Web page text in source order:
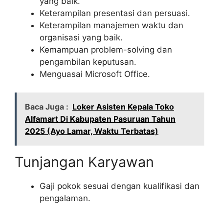
Keterampilan presentasi dan persuasi.
Keterampilan manajemen waktu dan
organisasi yang baik.
Kemampuan problem-solving dan
pengambilan keputusan.
Menguasai Microsoft Office.
Baca Juga : Loker Asisten Kepala Toko
Alfamart Di Kabupaten Pasuruan Tahun
2025 (Ayo Lamar, Waktu Terbatas)
Tunjangan Karyawan
Gaji pokok sesuai dengan kualifikasi dan
pengalaman.